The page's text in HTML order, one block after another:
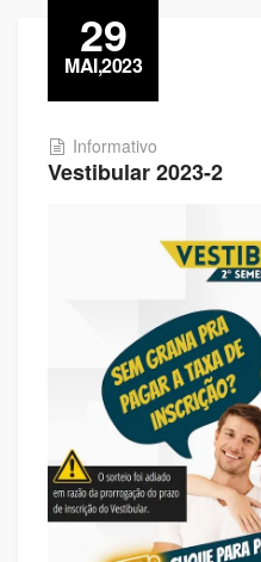
29
MAI,2023
Informativo
Vestibular 2023-2